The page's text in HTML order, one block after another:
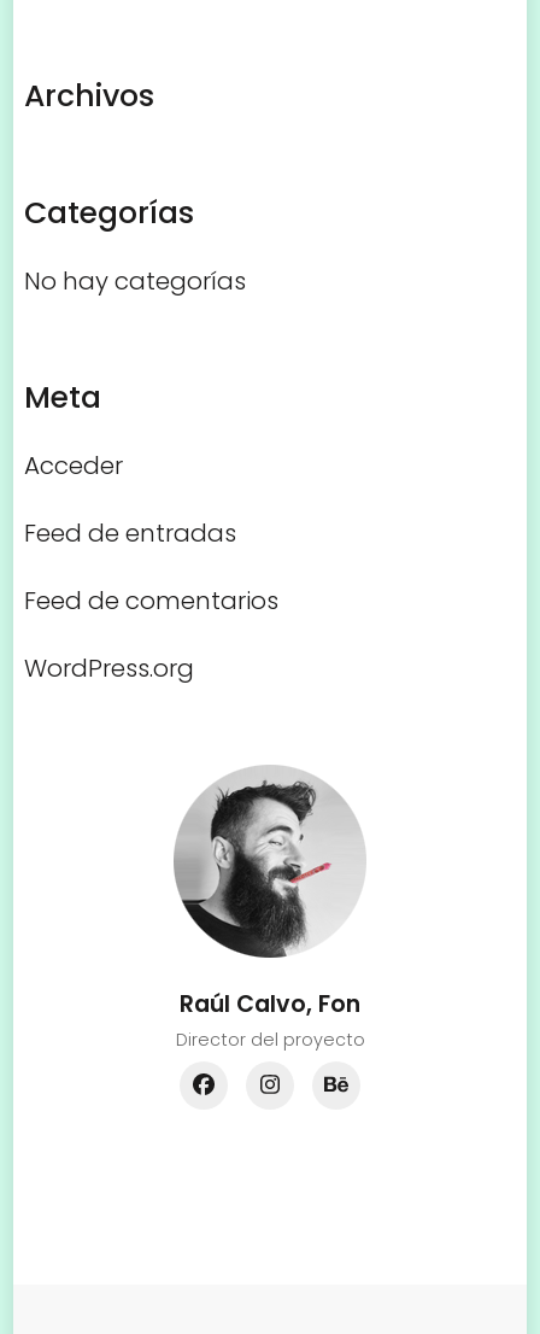
Archivos
Categorías
No hay categorías
Meta
Acceder
Feed de entradas
Feed de comentarios
WordPress.org
Raúl Calvo, Fon
Director del proyecto